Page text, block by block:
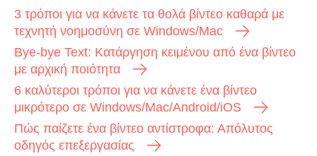
Βήμα 2.
3 τρόποι για να κάνετε τα θολά βίντεο καθαρά με
τεχνητή νοημοσύνη σε Windows/Mac
Bye-bye Text: Κατάργηση κειμένου από ένα βίντεο
με αρχική ποιότητα
6 καλύτεροι τρόποι για να κάνετε ένα βίντεο
μικρότερο σε Windows/Mac/Android/iOS
Πώς παίζετε ένα βίντεο αντίστροφα: Απόλυτος
οδηγός επεξεργασίας